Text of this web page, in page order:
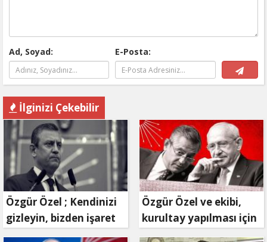
Ad, Soyad: E-Posta:
İlginizi Çekebilir
Özgür Özel ; Kendinizi
gizleyin, bizden işaret
bekleyin
Özgür Özel ve ekibi,
kurultay yapılması için
mahkemeye